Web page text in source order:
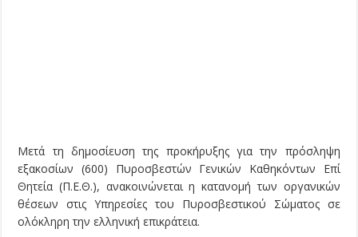
Μετά τη δημοσίευση της προκήρυξης για την πρόσληψη
εξακοσίων (600) Πυροσβεστών Γενικών Καθηκόντων Επί
Θητεία (Π.Ε.Θ.), ανακοινώνεται η κατανομή των οργανικών
θέσεων στις Υπηρεσίες του Πυροσβεστικού Σώματος σε
ολόκληρη την ελληνική επικράτεια.